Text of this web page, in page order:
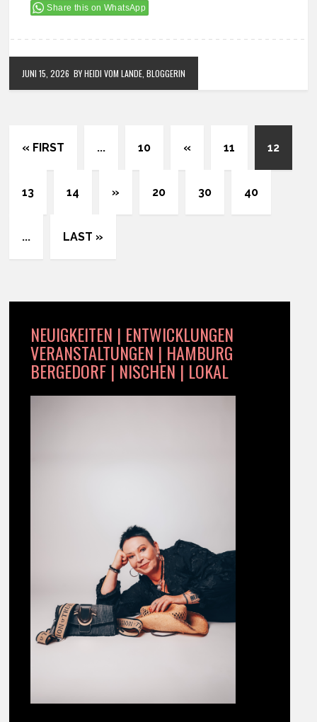
Share this on WhatsApp
JUNI 15, 2026 BY HEIDI VOM LANDE, BLOGGERIN
« FIRST ... 10 « 11 12
13 14 » 20 30 40
... LAST »
NEUIGKEITEN | ENTWICKLUNGEN
VERANSTALTUNGEN | HAMBURG
BERGEDORF | NISCHEN | LOKAL